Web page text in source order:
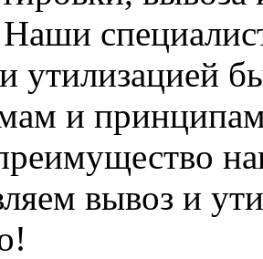
утилизацией
и
вывоз и